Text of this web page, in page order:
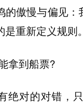
的傲慢与偏见：
重新定义规则。
拿到船票?
绝对的对错，